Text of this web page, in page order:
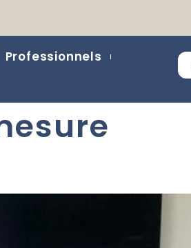
Professionnels